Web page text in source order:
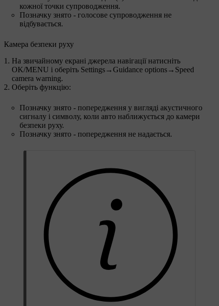
кожної точки супроводження.
Позначку знято - голосове супроводження не
відбувається.
Камера безпеки руху
На звичайному екрані джерела навігації натисніть
OK/MENU і оберіть Settings→Guidance options→ Speed
camera warning.
Оберіть функцію:
Позначку знято - попередження у вигляді акустичного
сигналу і символу, коли авто наближується до камери
безпеки руху.
Позначку знято - попередження не надається.